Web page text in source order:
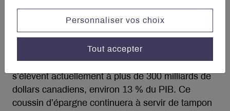
Personnaliser vos choix
Tout accepter
tendances plus faibles en matière d’emploi pèsera
davantage sur l’activité au cours des prochains
mois. Toutefois, les ménages canadiens
disposent d’un atout important pour faire face à
ces vents contraires. Les économies accumulées
s’élèvent actuellement à plus de 300 milliards de
dollars canadiens, environ 13 % du PIB. Ce
coussin d’épargne continuera à servir de tampon